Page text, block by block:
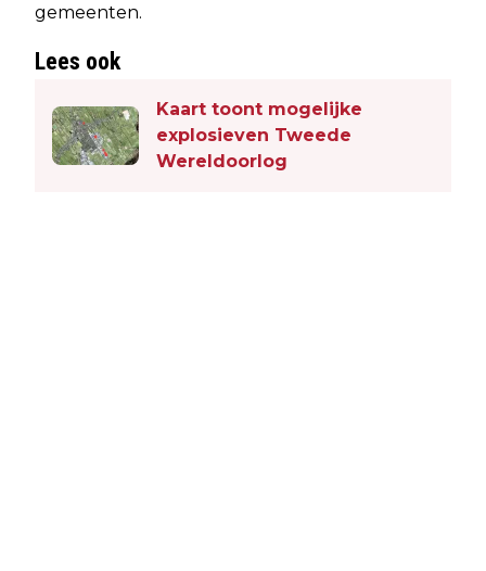
gemeenten.
Lees ook
Kaart toont mogelijke
explosieven Tweede
Wereldoorlog